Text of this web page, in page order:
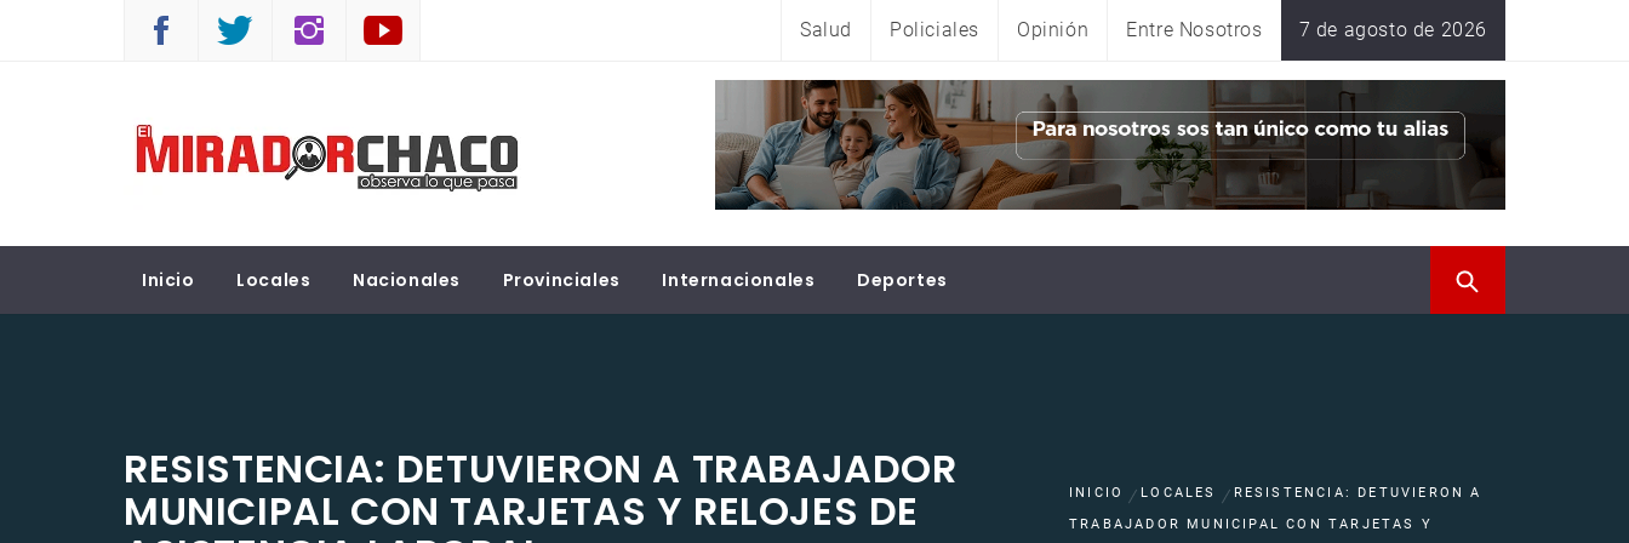
Salud Policiales Opinión Entre Nosotros 7 de agosto de 2026
EL MIRADOR CHACO
Inicio Locales Nacionales Provinciales Internacionales Deportes
RESISTENCIA: DETUVIERON A TRABAJADOR
MUNICIPAL CON TARJETAS Y RELOJES DE INICIO LOCALES
RESISTENCIA: DETUVIERON A
TRABAJADOR MUNICIPAL CON TARJETAS Y